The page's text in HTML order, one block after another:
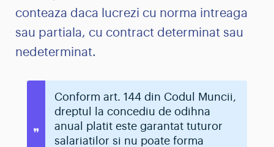
conteaza daca lucrezi cu norma intreaga
sau partiala, cu contract determinat sau
nedeterminat.
Conform art. 144 din Codul Muncii,
dreptul la concediu de odihna
anual platit este garantat tuturor
salariatilor si nu poate forma